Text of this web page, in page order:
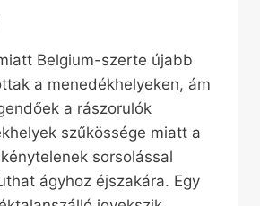
Belgium-szerte újabb
a menedékhelyeken, ám
a rászorulók
szűkössége miatt a
sorsolással
ágyhoz éjszakára. Egy